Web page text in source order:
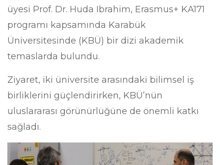
üyesi Prof. Dr. Huda Ibrahim, Erasmus+ KA171
programı kapsamında Karabük
Üniversitesinde (KBÜ) bir dizi akademik
temaslarda bulundu.
Ziyaret, iki üniversite arasındaki bilimsel iş
birliklerini güçlendirirken, KBÜ’nün
uluslararası görünürlüğüne de önemli katkı
sağladı.